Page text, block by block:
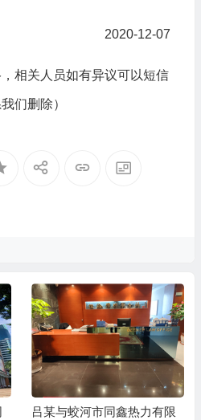
2020-12-07
，相关人员如有异议可以短信
们删除）
吕某与蛟河市同鑫热力有限